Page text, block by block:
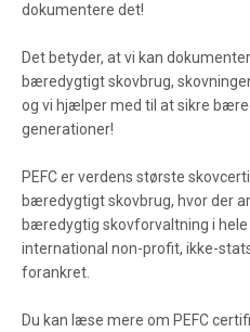
dokumentere det!
Det betyder, at vi kan
bæredygtigt skovbrug,
og vi hjælper med til at sikre
generationer!
PEFC er verdens største
bæredygtigt skovbrug, hvor der
bæredygtig skovforvaltning i hele
international non-profit, ikke-
forankret.
Du kan læse mere om PEFC